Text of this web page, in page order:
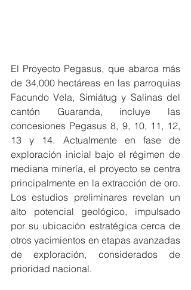
El Proyecto Pegasus, que abarca más
de 34,000 hectáreas en las parroquias
Facundo Vela, Simiátug y Salinas del
cantón Guaranda, incluye las
concesiones Pegasus 8, 9, 10, 11, 12,
13 y 14. Actualmente en fase de
exploración inicial bajo el régimen de
mediana minería, el proyecto se centra
principalmente en la extracción de oro.
Los estudios preliminares revelan un
alto potencial geológico, impulsado
por su ubicación estratégica cerca de
otros yacimientos en etapas avanzadas
de exploración, considerados de
prioridad nacional.